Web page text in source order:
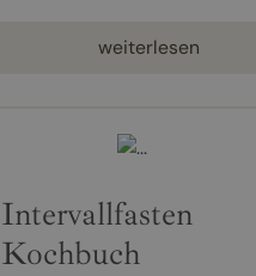
weiterlesen
Intervallfasten
Kochbuch